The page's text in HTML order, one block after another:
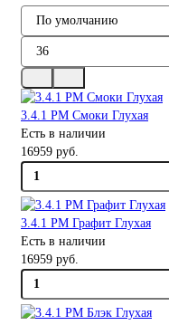
3.4.1 PM Смоки Глухая
Есть в наличии
16959 руб.
3.4.1 PM Графит Глухая
Есть в наличии
16959 руб.